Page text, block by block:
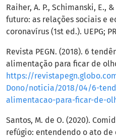
Raiher, A. P., Schimanski, E.,
futuro: as relações sociais e
coronavírus (1st ed.). UEPG;
Revista PEGN. (2018). 6
alimentação para ficar de
https://
Dono/noticia/2018/04/6-
alimentacao-para-ficar-de-
Santos, M. de O. (2020).
refúgio: entendendo o ato de